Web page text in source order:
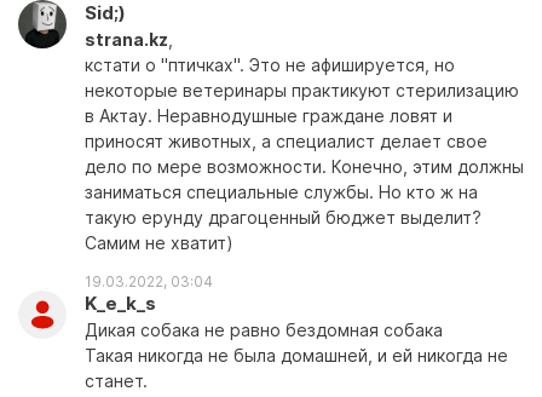
Sid;)
strana.kz
кстати о "птичках". Это не афишируется, но
некоторые ветеринары практикуют стерилизацию
в Актау. Неравнодушные граждане ловят и
приносят животных, а специалист делает свое
дело по мере возможности. Конечно, этим должны
заниматься специальные службы. Но кто ж на
такую ерунду драгоценный бюджет выделит?
Самим не хватит)
19.03.2022, 03:04
K_e_k_s
Дикая собака не равно бездомная собака
Такая никогда не была домашней, и ей никогда не
станет.